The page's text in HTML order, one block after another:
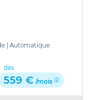
Automatique
dès
559 € /mois